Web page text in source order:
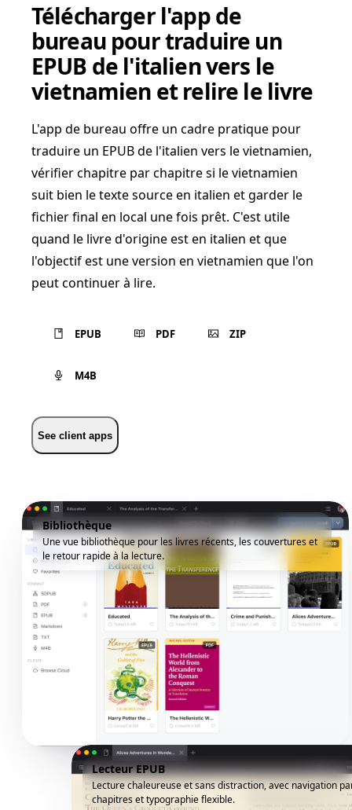
Télécharger l'app de
bureau pour traduire un
EPUB de l'italien vers le
vietnamien et relire le livre
L'app de bureau offre un cadre pratique pour
traduire un EPUB de l'italien vers le vietnamien,
vérifier chapitre par chapitre si le vietnamien
suit bien le texte source en italien et garder le
fichier final en local une fois prêt. C'est utile
quand le livre d'origine est en italien et que
l'objectif est une version en vietnamien que l'on
peut continuer à lire.
EPUB PDF ZIP
M4B
See client apps
Bibliothèque
Une vue bibliothèque pour les livres récents, les couvertures et
le retour rapide à la lecture.
Lecteur EPUB
Lecture chaleureuse et sans distraction, avec navigation
chapitres et typographie flexible.